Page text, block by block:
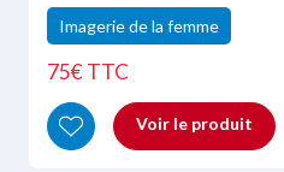
Imagerie de la femme
75€ TTC
Voir le produit